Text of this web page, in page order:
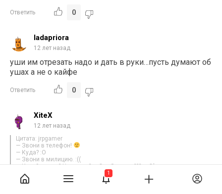
Ответить 0
ladapriora
12 лет назад
уши им отрезать надо и дать в руки…пусть думают об
ушах а не о кайфе
Ответить 0
XiteX
12 лет назад
Цитата: jrpgamer
— Звони в телефон!
— Куда? :О
— Звони в милицию. :((
— Какой номер? Ноль два? о_О … Звонить??? о_О'
— Я тебе блин! :(((
— Выйди из машины…. :о(
1